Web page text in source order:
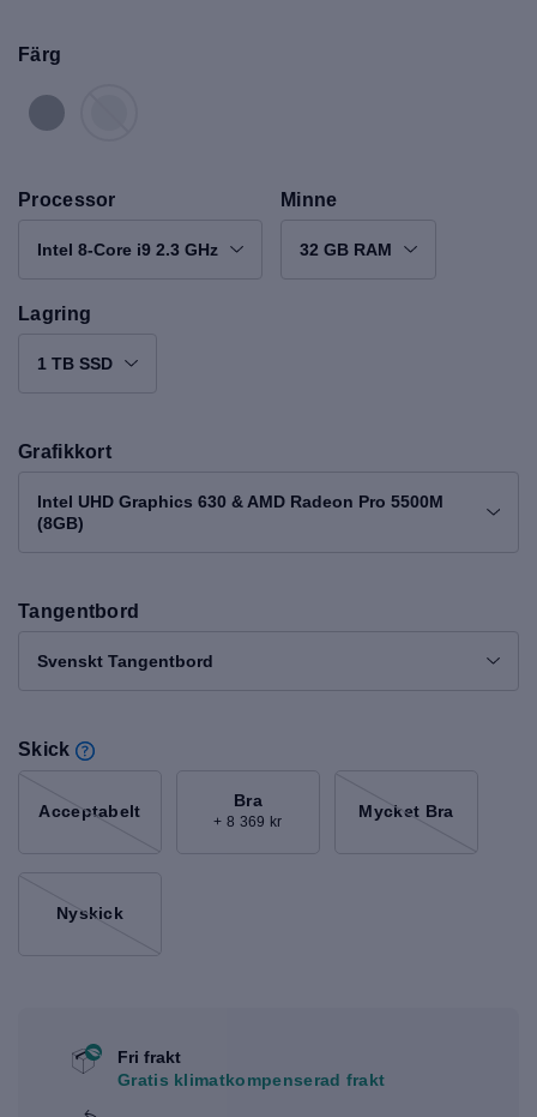
Färg
Processor
Intel 8-Core i9 2.3 GHz
Minne
32 GB RAM
Lagring
1 TB SSD
Grafikkort
Intel UHD Graphics 630 & AMD Radeon Pro 5500M
(8GB)
Tangentbord
Svenskt Tangentbord
Skick
Acceptabelt
Bra
+ 8 369 kr
Mycket Bra
Nyskick
Fri frakt
Gratis klimatkompenserad frakt